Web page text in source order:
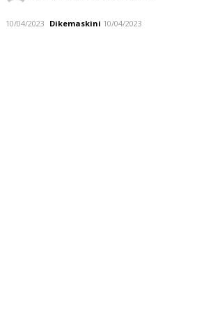
10/04/2023 Dikemaskini 10/04/2023